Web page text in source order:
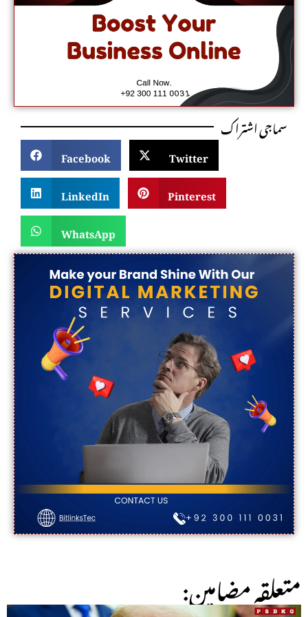
سماجی اشتراک
Facebook
Twitter
LinkedIn
Pinterest
WhatsApp
:متعلقہ مضامین